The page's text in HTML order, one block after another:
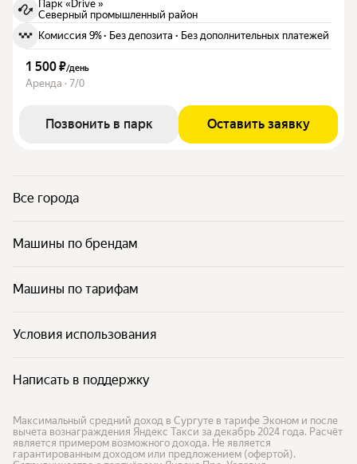
Парк «Drive »
Северный промышленный район
Комиссия 9%· Без депозита · Без дополнительных платежей
1 500 ₽/день
Аренда · 7/0
Позвонить в парк Оставить заявку
Все города
Машины по брендам
Машины по тарифам
Условия использования
Написать в поддержку
Максимальный средний доход в Сургуте в тарифе Эконом и после
вычета вознаграждения Яндекс Такси за декабрь 2024 года. Расчёт
является примером возможного дохода. Не является
гарантированным доходом или предложением (офертой).